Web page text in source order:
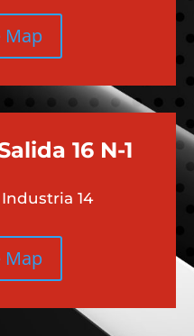
Map
16 N-1
14
Map